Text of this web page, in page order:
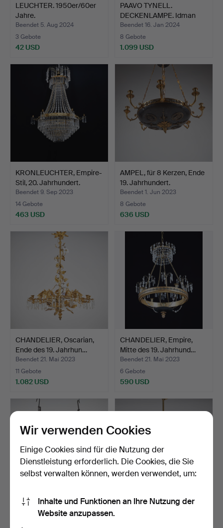
LEUCHTER. 1950er/60er
Jahre.
Beendet 5. Aug 2024
3 Gebote
42 USD
PAAVO TYNELL.
DECKENLAMPE. Idman
1950er Ja…
Beendet 16. Jan 2024
8 Gebote
1.099 USD
KRONLEUCHTER, Empire-
Stil, 20. Jahrhundert.
Beendet 9. Sep 2023
14 Gebote
463 USD
AMPEL, für 8 Kerzen, Ende
19. Jahrhundert.
Beendet 1. Jun 2023
8 Gebote
636 USD
CHANDELIER, Oscarian,
Ende des 19. Jahrhun…
Beendet 21. Mai 2023
11 Gebote
1.082 USD
CHANDELIER, Empire,
Mitte des 19. Jahrhund…
Beendet 21. Mai 2023
6 Gebote
590 USD
KRONLEUCHTER, ein Paar,
Schmiedeeisen.
CHANDELIER, 1940er
Wir verwenden Cookies
Einige Cookies sind für die Nutzung der
Dienstleistung erforderlich. Die Cookies, die Sie
selbst verwalten können, werden verwendet, um:
Inhalte und Funktionen an Ihre Nutzung der
Website anzupassen.